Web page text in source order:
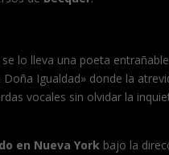
lo lleva una poeta
Igualdad» donde la
vocales sin olvidar la
en Nueva York bajo la